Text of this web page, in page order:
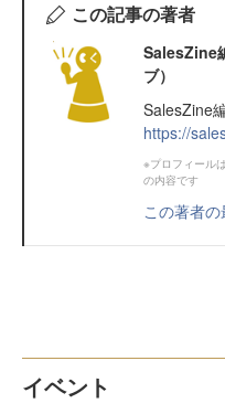
この記事の著者
SalesZine
ブ）
SalesZine
https://
※プロフィール
の内容です
この著者
イベント